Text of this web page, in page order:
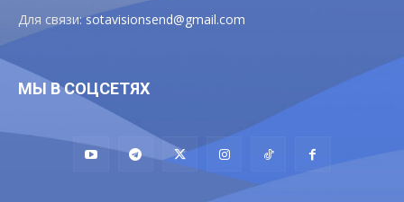
Для связи:sotavisionsend@gmail.com
МЫ В СОЦСЕТЯХ